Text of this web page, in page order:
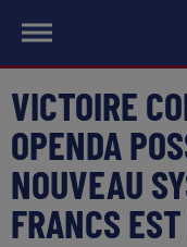
VICTOIRE
OPENDA
NOUVEAU
FRANCS